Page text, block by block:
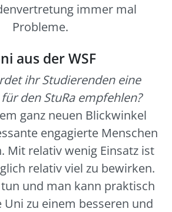
immer mal
Probleme.
aus der WSF
ihr Studierenden eine
den StuRa empfehlen?
ganz neuen Blickwinkel
engagierte Menschen
Mit relativ wenig Einsatz ist
relativ viel zu bewirken.
tun und man kann praktisch
zu einem besseren und